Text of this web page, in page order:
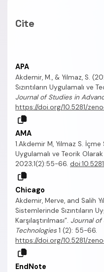
Cite
APA
Akdemir, M., & Yılmaz, S.
Sızıntıların Uygulamalı ve
Journal of Studies in
https://doi.org/10.5281/
AMA
1.Akdemir M, Yılmaz S. İçme
Uygulamalı ve Teorik Olarak
2023;1(2):55-66.
Chicago
Akdemir, Merve, and Salih
Sistemlerinde Sızıntıların
Karşılaştırılması”. Journal
Technologies 1 (2): 55-66.
https://doi.org/10.5281/
EndNote